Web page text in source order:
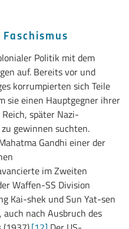
Politik mit dem
auf. Bereits vor und
korrumpierten sich Teile
sie einen Hauptgegner ihrer
später Nazi-
gewinnen suchten.
Gandhi einer der
im Zweiten
Waffen-SS Division
Kai-shek und Sun Yat-sen
nach Ausbruch des